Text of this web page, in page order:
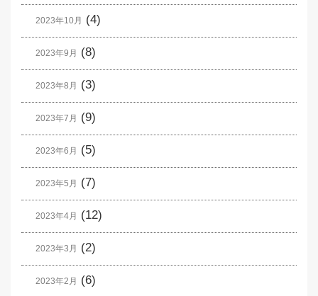
2023年10月 (4)
2023年9月 (8)
2023年8月 (3)
2023年7月 (9)
2023年6月 (5)
2023年5月 (7)
2023年4月 (12)
2023年3月 (2)
2023年2月 (6)